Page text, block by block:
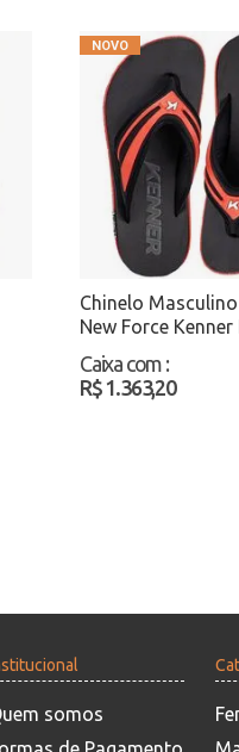
Chinelo
New Force Kenner
Preto/Vermelho
Caixa com :
R$ 1.363,20
somos